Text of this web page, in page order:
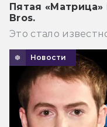
Пятая
Bros.
Это стало
Новости